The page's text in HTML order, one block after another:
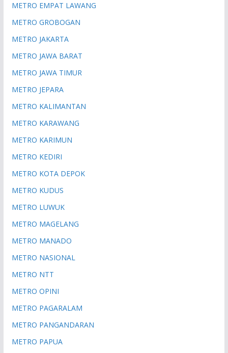
METRO EMPAT LAWANG
METRO GROBOGAN
METRO JAKARTA
METRO JAWA BARAT
METRO JAWA TIMUR
METRO JEPARA
METRO KALIMANTAN
METRO KARAWANG
METRO KARIMUN
METRO KEDIRI
METRO KOTA DEPOK
METRO KUDUS
METRO LUWUK
METRO MAGELANG
METRO MANADO
METRO NASIONAL
METRO NTT
METRO OPINI
METRO PAGARALAM
METRO PANGANDARAN
METRO PAPUA